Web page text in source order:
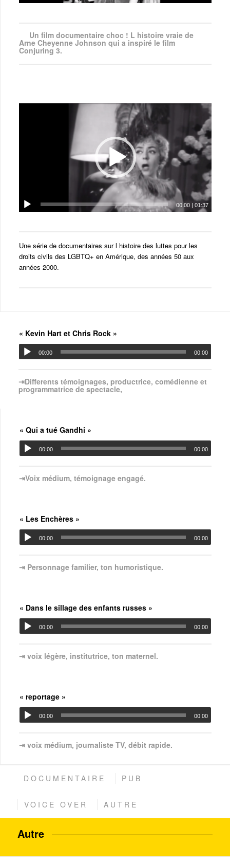
Un film documentaire choc ! L histoire vraie de
Arne Cheyenne Johnson qui a inspiré le film
Conjuring 3.
00:00 |01:37
Une série de documentaires sur l histoire des luttes pour les
droits civils des LGBTQ+ en Amérique, des années 50 aux
années 2000.
« Kevin Hart et Chris Rock »
00:00 00:00
⇥Differents témoignages, productrice, comédienne et
programmatrice de spectacle,
« Qui a tué Gandhi »
00:00 00:00
⇥Voix médium, témoignage engagé.
« Les Enchères »
00:00 00:00
⇥ Personnage familier, ton humoristique.
« Dans le sillage des enfants russes »
00:00 00:00
⇥ voix légère, institutrice, ton maternel.
« reportage »
00:00 00:00
⇥ voix médium, journaliste TV, débit rapide.
DOCUMENTAIRE PUB
VOICE OVER AUTRE
Autre